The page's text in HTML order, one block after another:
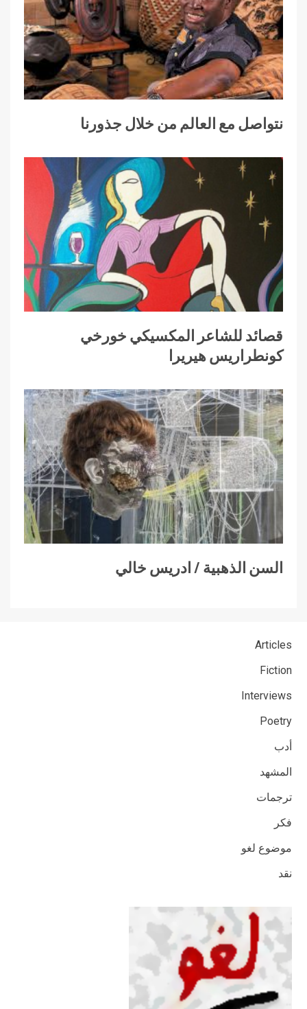
نتواصل مع العالم من خلال جذورنا
قصائد للشاعر المكسيكي خورخي
كونطراريس هيريرا
السن الذهبية / ادريس خالي
Articles
Fiction
Interviews
Poetry
أدب
المشهد
ترجمات
فكر
موضوع لغو
نقد